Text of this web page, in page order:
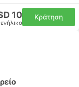
10 Κράτηση